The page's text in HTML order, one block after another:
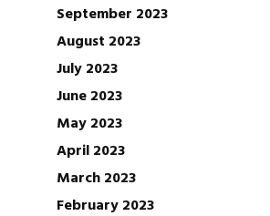
September 2023
August 2023
July 2023
June 2023
May 2023
April 2023
March 2023
February 2023